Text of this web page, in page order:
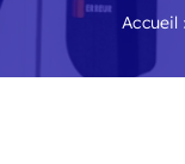
Accueil